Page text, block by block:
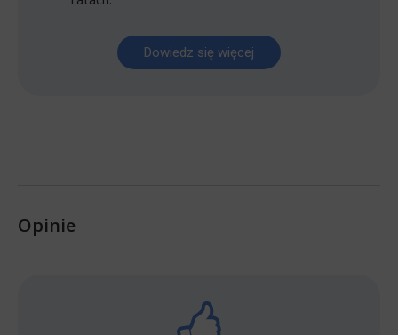
Dowiedz się więcej
Opinie